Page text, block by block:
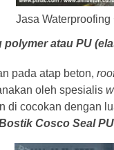
Jasa
atau PU
pada atap beton,
oleh spesialis
di cocokan dengan
Cosco Seal